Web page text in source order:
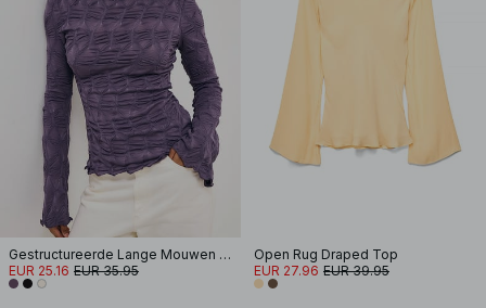
Gestructureerde Lange Mouwen Top
EUR 25.16 EUR 35.95
Open Rug Draped Top
EUR 27.96 EUR 39.95